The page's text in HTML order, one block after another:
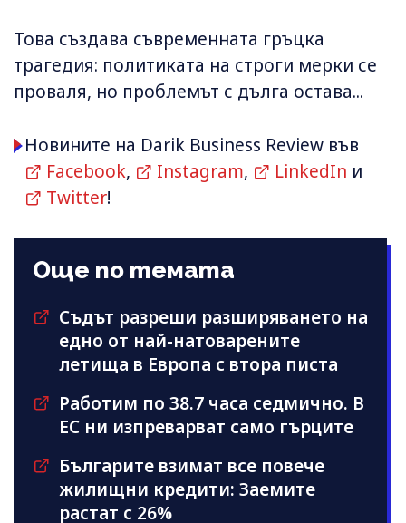
Това създава съвременната гръцка
трагедия: политиката на строги мерки се
проваля, но проблемът с дълга остава...
Новините на Darik Business Review във
Facebook, Instagram, LinkedIn и
Twitter!
Още по темата
Съдът разреши разширяването на
едно от най-натоварените
летища в Европа с втора писта
Работим по 38.7 часа седмично. В
ЕС ни изпреварват само гърците
Българите взимат все повече
жилищни кредити: Заемите
растат с 26%